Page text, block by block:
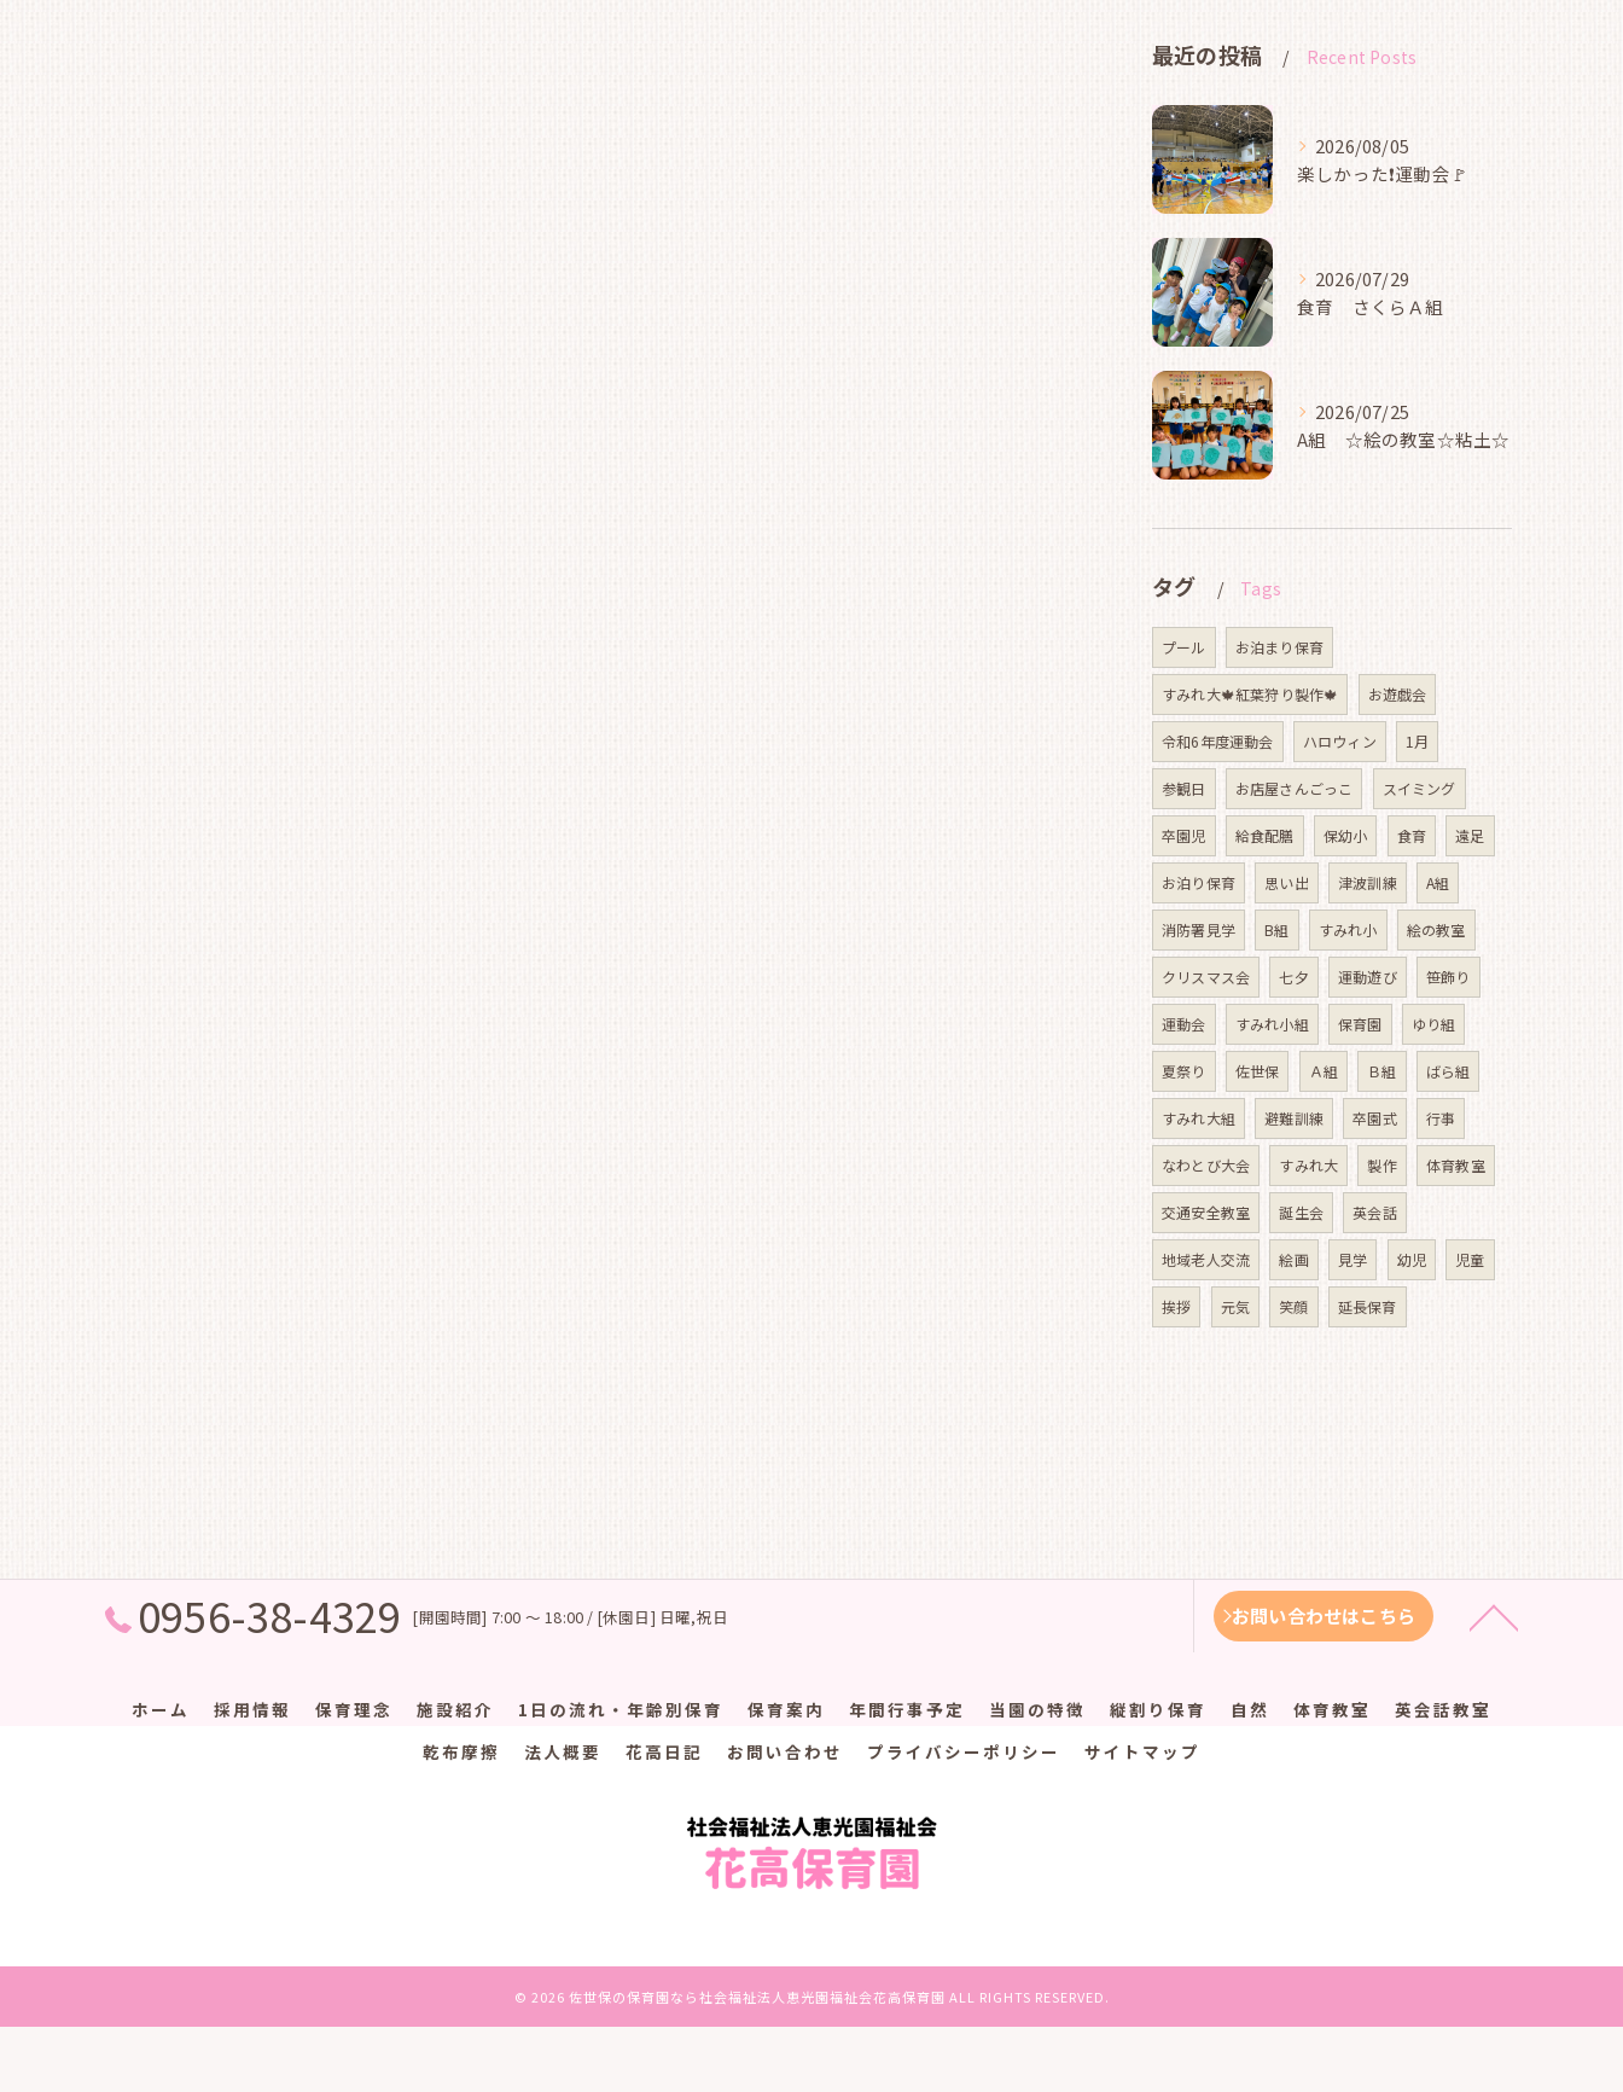
最近の投稿 Recent Posts
2026/08/05
楽しかった❗運動会🚩
2026/07/29
食育 さくらＡ組
2026/07/25
A組 ☆絵の教室☆粘土☆
タグ Tags
プール お泊まり保育
すみれ大🍁紅葉狩り製作🍁 お遊戯会
令和6年度運動会 ハロウィン 1月
参観日 お店屋さんごっこ スイミング
卒園児 給食配膳 保幼小 食育 遠足
お泊り保育 思い出 津波訓練 A組
消防署見学 B組 すみれ小 絵の教室
クリスマス会 七夕 運動遊び 笹飾り
運動会 すみれ小組 保育園 ゆり組
夏祭り 佐世保 Ａ組 Ｂ組 ばら組
すみれ大組 避難訓練 卒園式 行事
なわとび大会 すみれ大 製作 体育教室
交通安全教室 誕生会 英会話
地域老人交流 絵画 見学 幼児 児童
挨拶 元気 笑顔 延長保育
0956-38-4329 [開園時間] 7:00 ～ 18:00 / [休園日] 日曜,祝日 お問い合わせはこちら
ホーム 採用情報 保育理念 施設紹介 1日の流れ・年齢別保育 保育案内 年間行事予定 当園の特徴 縦割り保育 自然 体育教室
英会話教室
乾布摩擦
法人概要 花高日記 お問い合わせ プライバシーポリシー サイトマップ
© 2026 佐世保の保育園なら社会福祉法人恵光園福祉会花高保育園 ALL RIGHTS RESERVED.